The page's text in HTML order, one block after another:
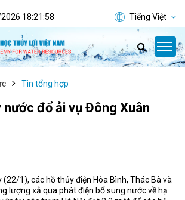
18:21:58 Tiếng Việt
Tin tổng hợp
nước đổ ải vụ Đông Xuân
1), các hồ thủy điện Hòa Bình, Thác Bà và
lượng xả qua phát điện bổ sung nước về hạ